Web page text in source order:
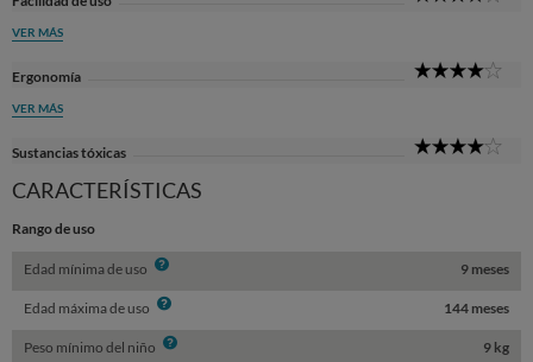
VER MÁS
Ergonomía
VER MÁS
Sustancias tóxicas
CARACTERÍSTICAS
Rango de uso
Edad mínima de uso Info 9 meses
Edad máxima de uso Info 144 meses
Peso mínimo del niño Info 9 kg